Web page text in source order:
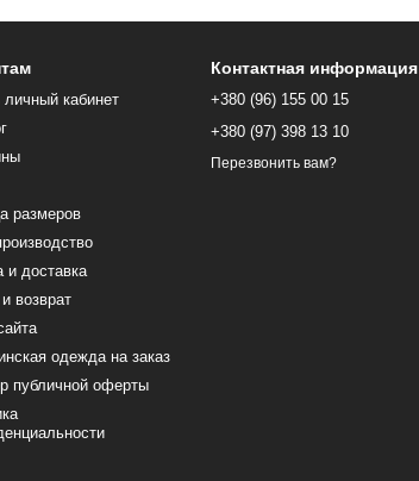
личный кабинет
размеров
и доставка
возврат
одежда на заказ
публичной оферты
Контактная информация
+380 (96) 155 00 15
+380 (97) 398 13 10
Перезвонить вам?